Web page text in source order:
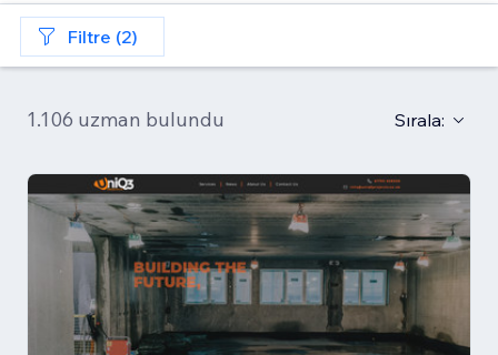
Filtre (2)
1.106 uzman bulundu Sırala: